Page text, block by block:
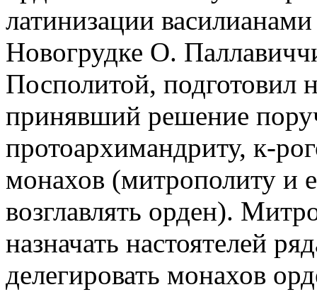
латинизации
Новогрудке О.
Посполитой, подготовил
принявший решение
протоархимандриту, к-
монахов (митрополиту и
возглавлять орден).
назначать настоятелей
делегировать монахов